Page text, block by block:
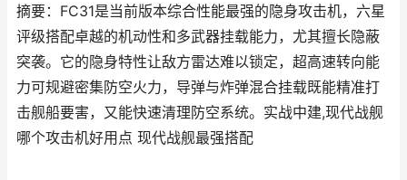
摘要：FC31是当前版本综合性能最强的隐身攻击机，六星
评级搭配卓越的机动性和多武器挂载能力，尤其擅长隐蔽
突袭。它的隐身特性让敌方雷达难以锁定，超高速转向能
力可规避密集防空火力，导弹与炸弹混合挂载既能精准打
击舰船要害，又能快速清理防空系统。实战中建,现代战舰
哪个攻击机好用点 现代战舰最强搭配